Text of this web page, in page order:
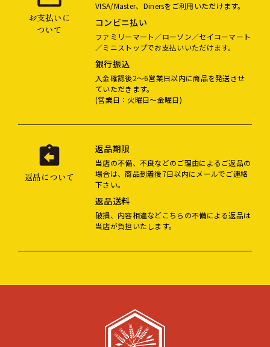
お知らせ
お支払いに
ついて
VISA/Master、Dinersをご利用いただけます。
コンビニ払い
ファミリーマート／ローソン／セイコーマート
／ミニストップでお支払いいただけます。
銀行振込
入金確認後2～6営業日以内に商品を発送させ
ていただきます。
(営業日：火曜日～金曜日)
返品について
返品期限
当店の不備、不良などのご理由によるご返品の
場合は、商品到着後7日以内にメールでご連絡
下さい。
返品送料
破損、内容相違などこちらの不備による返品は
当店が負担いたします。